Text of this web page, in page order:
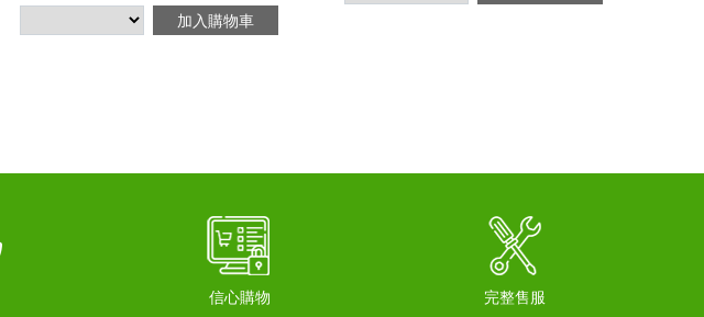
加入購物車
信心購物 完整售服